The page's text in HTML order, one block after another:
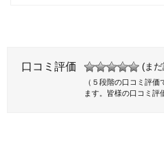
口コミ評価 (ま
（５段階の口コミ評
ます。皆様の口コミ評